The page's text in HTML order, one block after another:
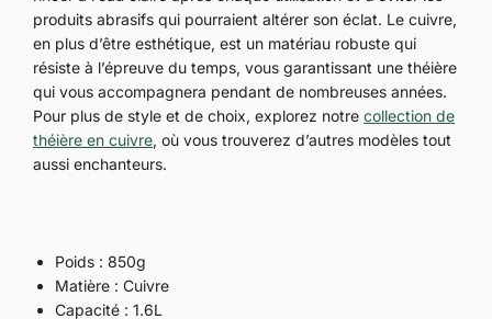
produits abrasifs qui pourraient altérer son éclat. Le cuivre,
en plus d’être esthétique, est un matériau robuste qui
résiste à l’épreuve du temps, vous garantissant une théière
qui vous accompagnera pendant de nombreuses années.
Pour plus de style et de choix, explorez notre collection de
théière en cuivre, où vous trouverez d’autres modèles tout
aussi enchanteurs.
Poids : 850g
Matière : Cuivre
Capacité : 1.6L